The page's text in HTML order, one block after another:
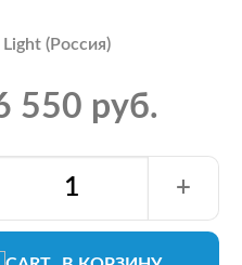
(Россия)
550 руб.
+